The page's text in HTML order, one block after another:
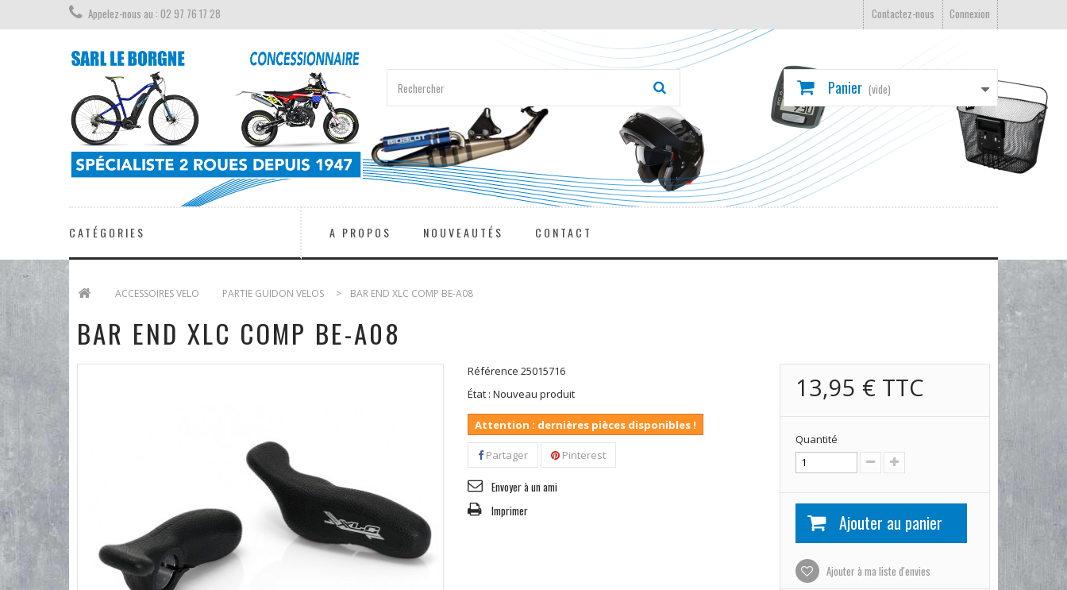
Connexion
Contactez-nous
Appelez-nous au : 02 97 76 17 28
Panier (vide)
CATÉGORIES A PROPOS NOUVEAUTÉS CONTACT
ACCESSOIRES VELO PARTIE GUIDON VELOS > BAR END XLC COMP BE-A08
BAR END XLC COMP BE-A08
Référence 25015716
État : Nouveau produit
Attention : dernières pièces disponibles !
Partager Pinterest
Envoyer à un ami
Imprimer
13,95 €TTC
Quantité
Ajouter au panier
Ajouter à ma liste d'envies